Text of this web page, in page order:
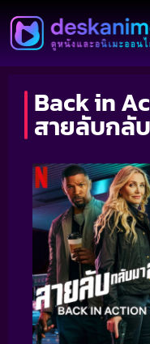
Back in
สายลับกลั